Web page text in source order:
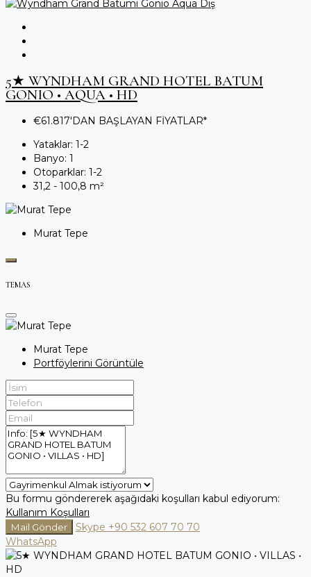
5★ WYNDHAM GRAND HOTEL BATUM
GONIO • AQUA • HD
€61.817'DAN BAŞLAYAN FİYATLAR*
Yataklar: 1-2
Banyo: 1
Otoparklar: 1-2
31,2 - 100,8 m²
Murat Tepe
TEMAS
Murat Tepe
Portföylerini Görüntüle
Bu formu göndererek aşağıdaki koşulları kabul ediyorum:
Kullanım Koşulları
Mail Gönder Skype +90 532 607 70 70
WhatsApp